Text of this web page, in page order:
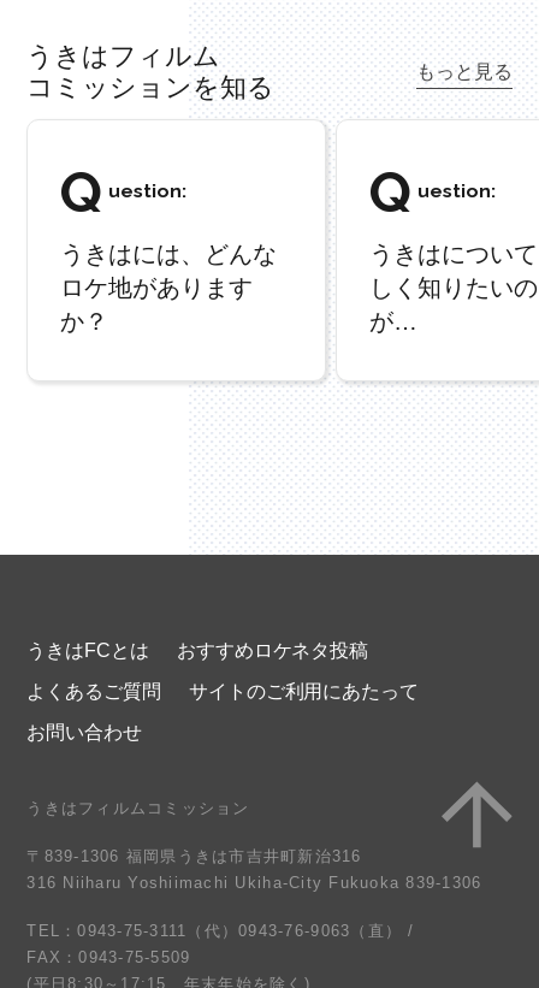
うきはフィルム
コミッションを知る
もっと見る
Q uestion:
うきはには、どんな
ロケ地があります
か？
Q uestion:
うきはについ
しく知りたい
が…
うきはFCとは
おすすめロケネタ投稿
よくあるご質問
サイトのご利用にあたって
お問い合わせ
うきはフィルムコミッション
〒839-1306 福岡県うきは市吉井町新治316
316 Niiharu Yoshiimachi Ukiha-City Fukuoka 839-1306
TEL：0943-75-3111（代）0943-76-9063（直） /
FAX：0943-75-5509
(平日8:30～17:15 年末年始を除く)